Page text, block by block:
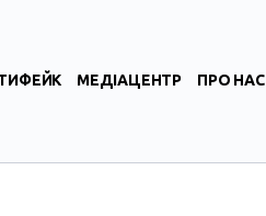
МЕДІАЦЕНТР ПРО НАС